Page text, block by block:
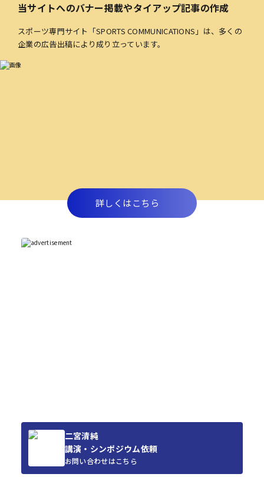
当サイトへのバナー掲載やタイアップ記事の作成
スポーツ専門サイト「SPORTS COMMUNICATIONS」は、多くの
企業の広告出稿により成り立っています。
詳しくはこちら
二宮清純
講演・シンポジウム依頼
お問い合わせはこちら